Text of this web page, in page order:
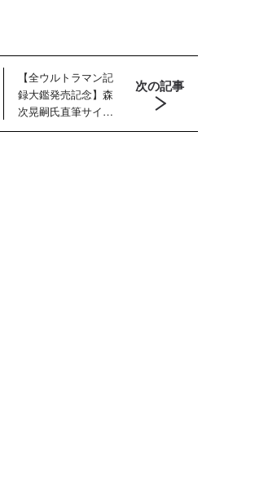
【全ウルトラマン記
録大鑑発売記念】森
次晃嗣氏直筆サイン
入りブロマイドプレ
次の記事